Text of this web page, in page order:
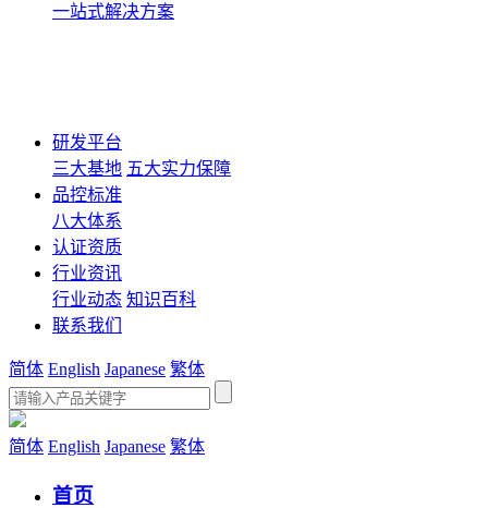
一站式解决方案
研发平台
三大基地 五大实力保障
品控标准
八大体系
认证资质
行业资讯
行业动态 知识百科
联系我们
简体 English Japanese 繁体
简体 English Japanese 繁体
首页